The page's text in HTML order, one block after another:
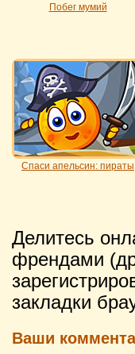
Побег мумий
Спаси апельсин: пираты
Делитесь
френдами
закладки
Ваши